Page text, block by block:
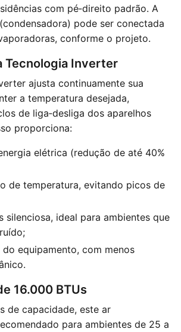
com pé‑direito padrão. A
pode ser conectada
conforme o projeto.
Tecnologia Inverter
ajusta continuamente sua
a temperatura desejada,
de liga‑desliga dos aparelhos
proporciona:
elétrica (redução de até 40%
de temperatura, evitando picos de
silenciosa, ideal para ambientes que
equipamento, com menos
16.000 BTUs
de capacidade, este ar
para ambientes de 25 a